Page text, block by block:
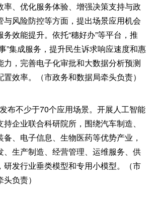
率、优化服务体验、增强决策支持与政
与风险防控等方面，提出场景应用机会
效能提升。依托“穗好办”等平台，推
”集成服务，提升民生诉求响应速度和惠
力，完善电子化审批和大数据分析预测
效率。（市政务和数据局牵头负责）
布不少于70个应用场景。开展人工智能
企业联合科研院所，围绕汽车制造、
、电子信息、生物医药等优势产业，
、生产制造、经营管理、运维服务、供
研发行业垂类模型和专用小模型。（市
负责）